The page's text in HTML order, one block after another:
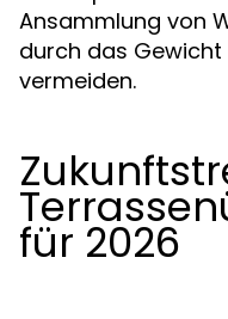
Ansammlung von
durch das
vermeiden.
für 2026